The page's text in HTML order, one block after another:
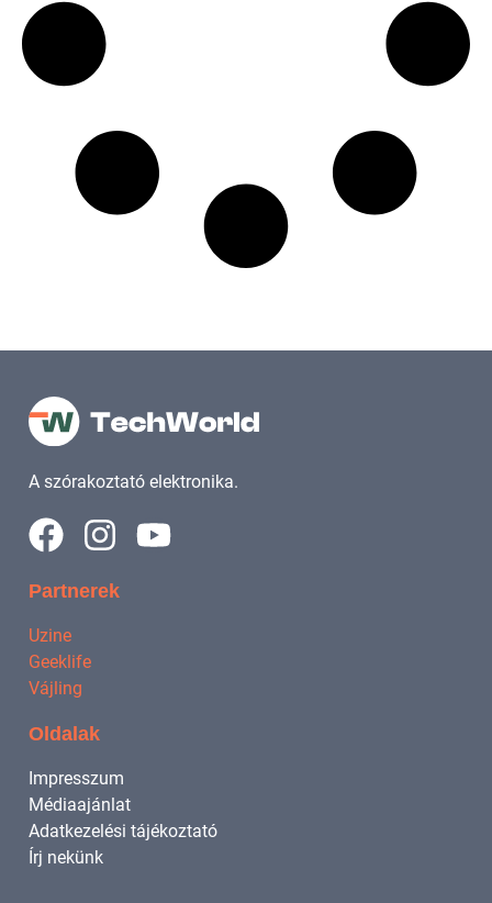
A szórakoztató elektronika.
Partnerek
Uzine
Geeklife
Vájling
Oldalak
Impresszum
Médiaajánlat
Adatkezelési tájékoztató
Írj nekünk